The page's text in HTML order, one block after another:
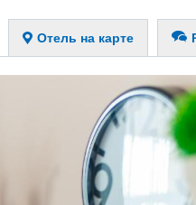
Отель на карте